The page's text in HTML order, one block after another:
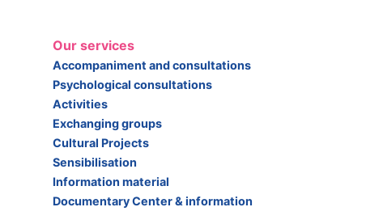
Our services
Accompaniment and consultations
Psychological consultations
Activities
Exchanging groups
Cultural Projects
Sensibilisation
Information material
Documentary Center & information